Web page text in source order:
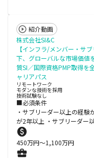
紹介動画
株式会社SI&C
【インフラ/メンバー・サ
下、グローバルな市場価値
質SI／国際資格PMP取得を
ャリアパス
リモートワーク
モダンな技術を採用
技術試験なし
■必須条件
・サブリーダー以上の経
が2年以上 ・サブリーダー
450万円〜1,100万円